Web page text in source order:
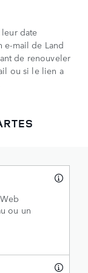
date
e-mail de Land
de renouveler
ou si le lien a
ou un